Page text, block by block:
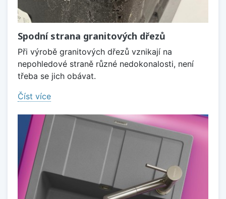
Spodní strana granitových dřezů
Při výrobě granitových dřezů vznikají na
nepohledové straně různé nedokonalosti, není
třeba se jich obávat.
Číst více